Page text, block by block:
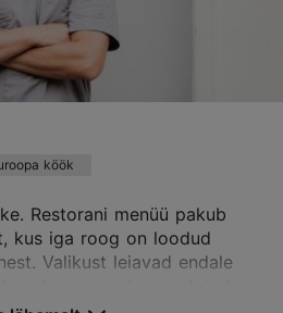
köök
Restorani menüü pakub
kus iga roog on loodud
Valikust leiavad endale